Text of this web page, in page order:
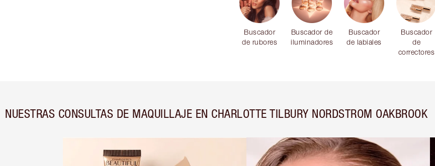
Buscador
de rubores
Buscador de
iluminadores
Buscador
de labiales
Buscador
de
correctores
NUESTRAS CONSULTAS DE MAQUILLAJE EN CHARLOTTE TILBURY NORDSTROM OAKBROOK